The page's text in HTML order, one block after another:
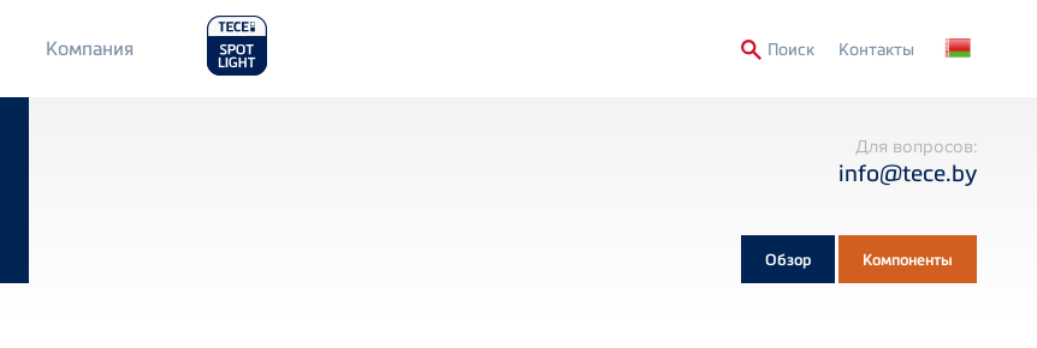
Main
Menu
2
Компания ПоискSecondary
Контакты
Для вопросов:
info@tece.by
Обзор Компоненты